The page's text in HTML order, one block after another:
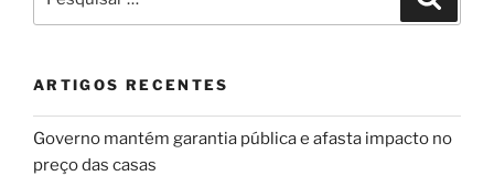
por:
ARTIGOS RECENTES
Governo mantém garantia pública e afasta impacto no
preço das casas